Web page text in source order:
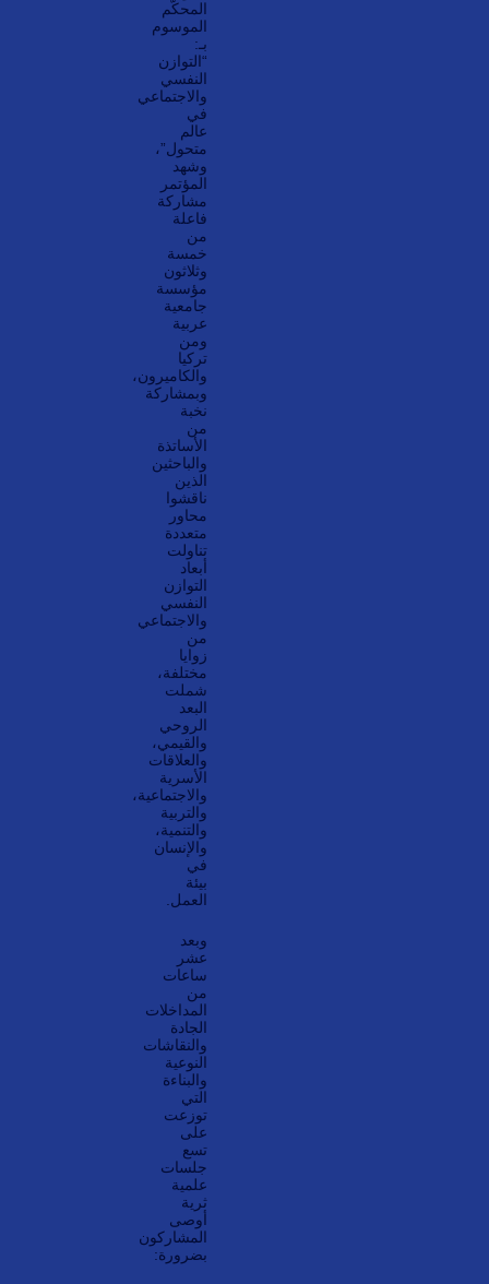
المحكّم
الموسوم
بـ:
“التوازن
النفسي
والاجتماعي
في
عالم
متحول”،
وشهد
المؤتمر
مشاركة
فاعلة
من
خمسة
وثلاثون
مؤسسة
جامعية
عربية
ومن
تركيا
والكاميرون،
وبمشاركة
نخبة
من
الأساتذة
والباحثين
الذين
ناقشوا
محاور
متعددة
تناولت
أبعاد
التوازن
النفسي
والاجتماعي
من
زوايا
مختلفة،
شملت
البعد
الروحي
والقيمي،
والعلاقات
الأسرية
والاجتماعية،
والتربية
والتنمية،
والإنسان
في
بيئة
العمل.
وبعد
عشر
ساعات
من
المداخلات
الجادة
والنقاشات
النوعية
والبناءة
التي
توزعت
على
تسع
جلسات
علمية
ثرية
أوصى
المشاركون
بضرورة: